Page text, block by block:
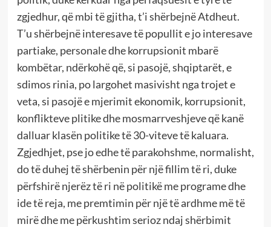
zgjedhur, që mbi të gjitha, t’i shërbejnë Atdheut.
T’u shërbejnë interesave të popullit e jo interesave
partiake, personale dhe korrupsionit mbarë
kombëtar, ndërkohë që, si pasojë, shqiptarët, e
sdimos rinia, po largohet masivisht nga trojet e
veta, si pasojë e mjerimit ekonomik, korrupsionit,
konflikteve plitike dhe mosmarrveshjeve që kanë
dalluar klasën politike të 30-viteve të kaluara.
Zgjedhjet, pse jo edhe të parakohshme, normalisht,
do të duhej të shërbenin për një fillim të ri, duke
përfshirë njerëz të ri në politikë me programe dhe
ide të reja, me premtimin për një të ardhme më të
mirë dhe me përkushtim serioz ndaj shërbimit